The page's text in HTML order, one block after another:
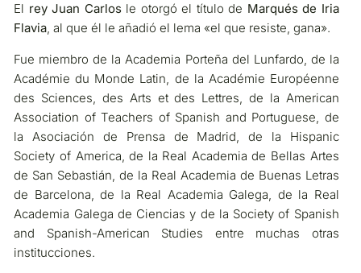
El rey Juan Carlosle otorgó el título de Marqués de Iria
Flavia, al que él le añadió el lema «el que resiste, gana».
Fue miembro de la Academia Porteña del Lunfardo, de la
Académie du Monde Latin, de la Académie Européenne
des Sciences, des Arts et des Lettres, de la American
Association of Teachers of Spanish and Portuguese, de
la Asociación de Prensa de Madrid, de la Hispanic
Society of America, de la Real Academia de Bellas Artes
de San Sebastián, de la Real Academia de Buenas Letras
de Barcelona, de la Real Academia Galega, de la Real
Academia Galega de Ciencias y de la Society of Spanish
and Spanish-American Studies entre muchas otras
institucciones.